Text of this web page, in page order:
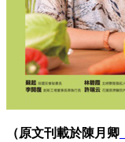
（原文刊載於陳月卿